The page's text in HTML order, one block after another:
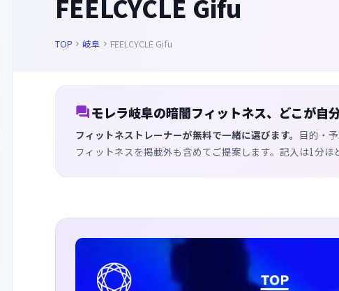
FEELCYCLE Gifu
TOP  岐阜  FEELCYCLE Gifu
モレラ岐阜の暗闇フィットネス、どこが自
フィットネストレーナーが無料で一緒に選びます。 目的・
フィットネスを掲載外も含めてご提案します。記入は1分ほ